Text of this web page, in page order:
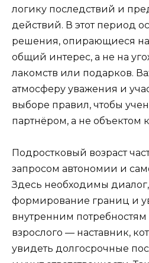
логику последствий и
действий. В этот период
решения, опирающиеся на
общий интерес, а не на
лакомств или подарков.
атмосферу уважения и
выборе правил, чтобы
партнёром, а не объектом
Подростковый возраст
запросом автономии и
Здесь необходимы
формирование границ и
внутренним потребностям
взрослого — наставник,
увидеть долгосрочные